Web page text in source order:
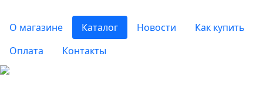
О магазине Каталог Новости
Как купить
Оплата
Контакты